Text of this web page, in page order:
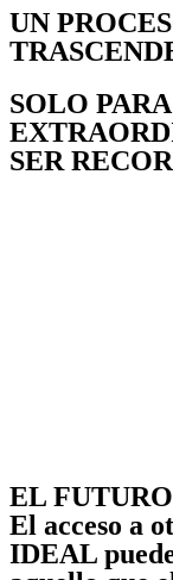
UN
SOLO
SER
EL
El acceso a
IDEAL